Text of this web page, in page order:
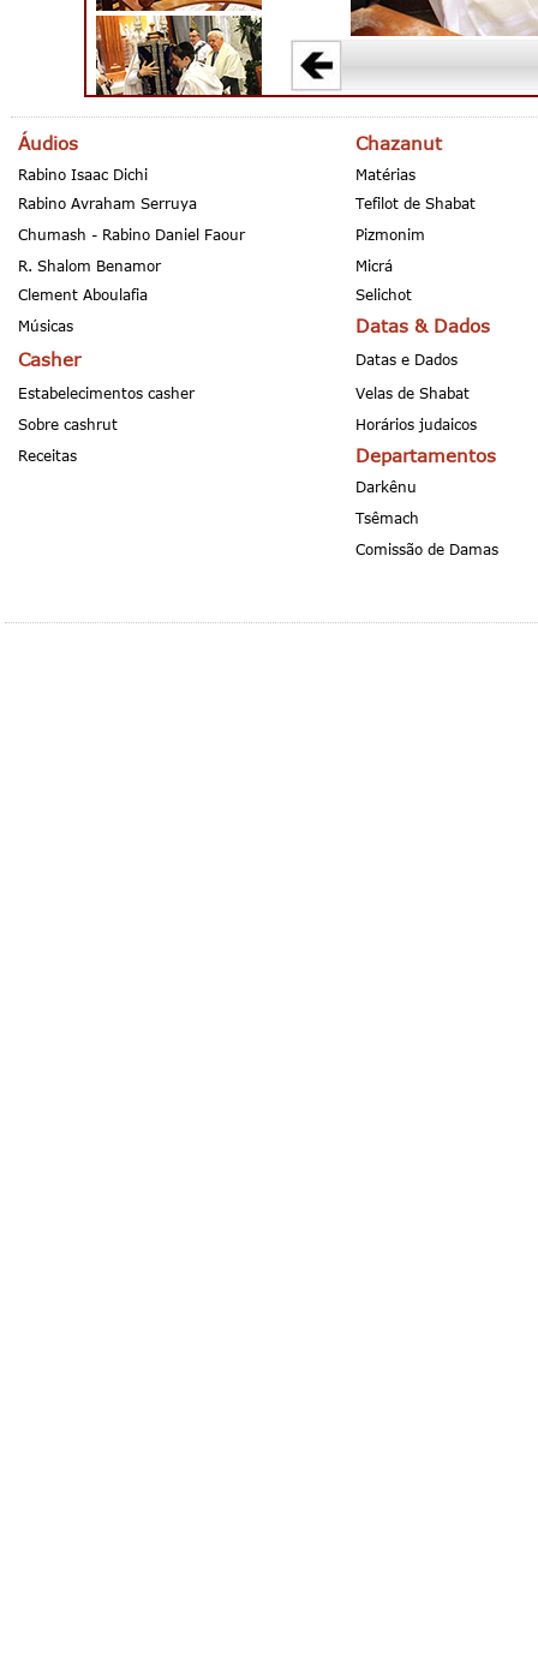
Áudios Chazanut
Rabino Isaac Dichi
Matérias
Rabino Avraham Serruya
Tefilot de Shabat
Chumash - Rabino Daniel Faour
Pizmonim
R. Shalom Benamor
Micrá
Clement Aboulafia
Selichot
Músicas
Datas & Dados
Casher
Datas e Dados
Estabelecimentos casher
Velas de Shabat
Sobre cashrut
Horários judaicos
Receitas
Departamentos
Darkênu
Tsêmach
Comissão de Damas